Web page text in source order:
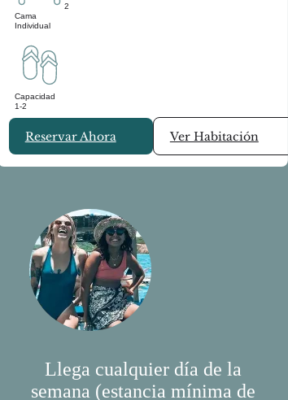
2
Cama
Individual
Capacidad
1-2
Ver Habitación
Reservar Ahora
Llega cualquier día de la
semana (estancia mínima de